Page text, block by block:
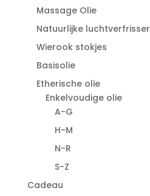
Massage Olie
Natuurlijke luchtverfrisser
Wierook stokjes
Basisolie
Etherische olie
Enkelvoudige olie
A-G
H-M
N-R
S-Z
Cadeau